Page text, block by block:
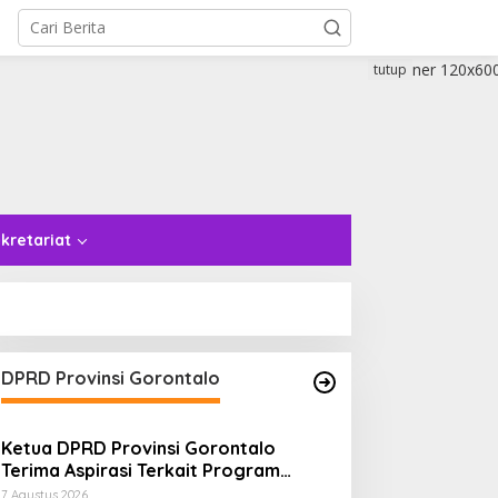
tutup
DPRD Provinsi Gorontalo
Ketua DPRD Provinsi Gorontalo
Terima Aspirasi Terkait Program
Tulabolo Pinogu, Tegaskan Komitmen